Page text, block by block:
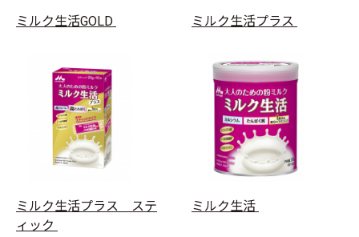
ミルク生活GOLD ミルク生活プラス
ミルク生活プラス ステ
ィック
ミルク生活